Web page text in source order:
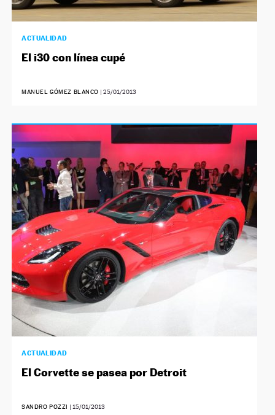
ACTUALIDAD
El i30 con línea cupé
MANUEL GÓMEZ BLANCO |25/01/2013
ACTUALIDAD
El Corvette se pasea por Detroit
SANDRO POZZI |15/01/2013